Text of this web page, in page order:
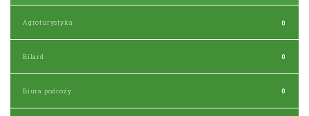
Agroturystyka 0
Bilard 0
Biura podróży 0